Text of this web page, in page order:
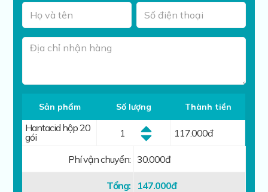
Sản phẩm
Hantacid hộp 20
gói
Số lượng Thành tiền
117.000đ
Phí vận chuyển: 30.000đ
Tổng: 147.000đ